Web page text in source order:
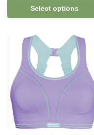
Select options